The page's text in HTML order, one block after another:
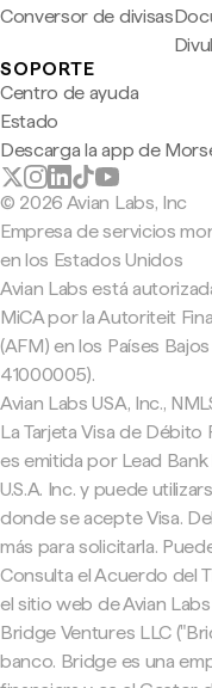
Conversor de divisas
SOPORTE
Centro de ayuda
Estado
Descarga la app de
© 2026 Avian Labs, Inc
Empresa de servicios
en los Estados Unidos
Avian Labs está
MiCA por la Autoriteit
(AFM) en los Países
41000005).
Avian Labs USA, Inc.,
La Tarjeta Visa de Débito
es emitida por Lead
U.S.A. Inc. y puede
donde se acepte Visa.
más para solicitarla.
Consulta el Acuerdo del
el sitio web de Avian
Bridge Ventures LLC
banco. Bridge es una